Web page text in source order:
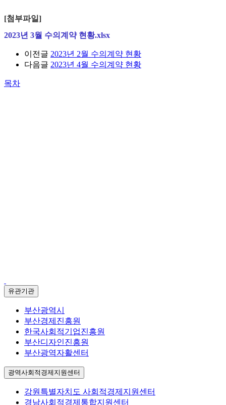
[첨부파일]
2023년 3월 수의계약 현황.xlsx
이전글 2023년 2월 수의계약 현황
다음글 2023년 4월 수의계약 현황
목차
유관기관
부산광역시
부산경제진흥원
한국사회적기업진흥원
부산디자인진흥원
부산광역자활센터
광역사회적경제지원센터
강원특별자치도 사회적경제지원센터
경남사회적경제통합지원센터